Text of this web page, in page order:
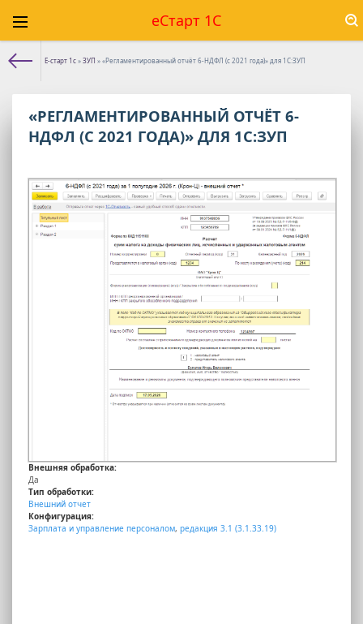
еСтарт 1С
Е-старт 1с»ЗУП » «Регламентированный отчёт 6-НДФЛ (с 2021 года)» для 1С:ЗУП
«РЕГЛАМЕНТИРОВАННЫЙ ОТЧЁТ 6-
НДФЛ (С 2021 ГОДА)» ДЛЯ 1С:ЗУП
Внешняя обработка:
Да
Тип обработки:
Внешний отчет
Конфигурация:
Зарплата и управление персоналом, редакция 3.1 (3.1.33.19)